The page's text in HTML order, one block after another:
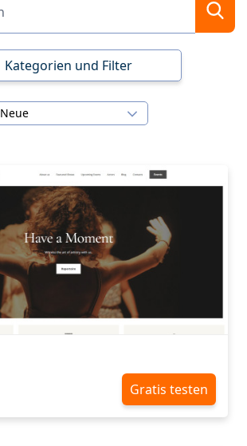
Kategorien und Filter
Neue
Gratis testen